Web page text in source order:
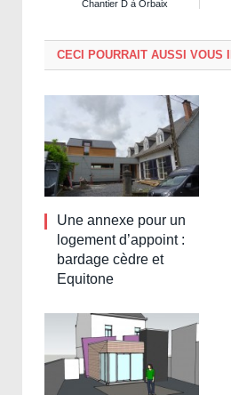
Chantier D à Orbaix
CECI POURRAIT AUSSI VOUS
Une annexe pour un
logement d’appoint :
bardage cèdre et
Equitone